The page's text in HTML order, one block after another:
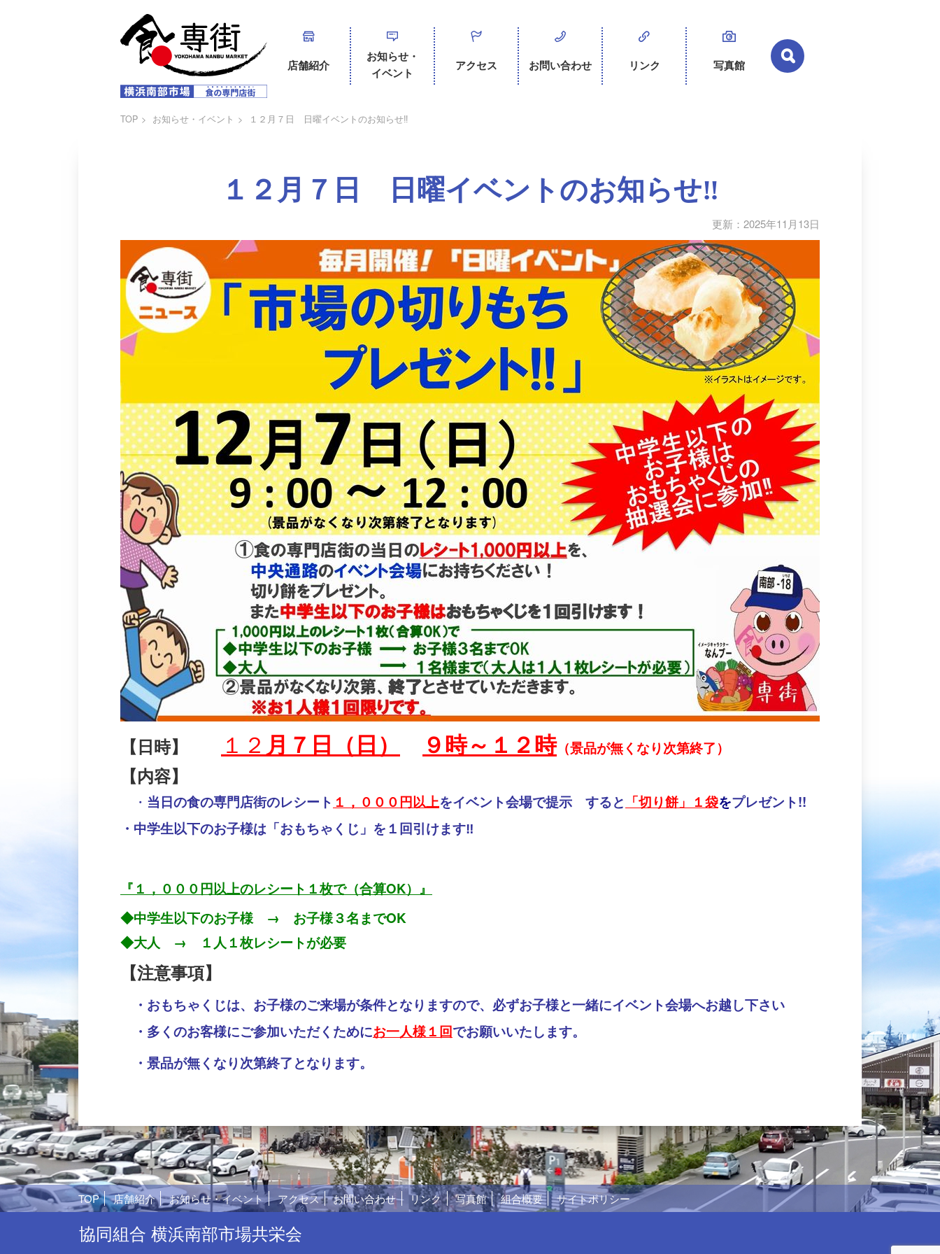
店舗紹介
お知らせ・
イベント
アクセス お問い合わせ リンク 写真館
TOP お知らせ・イベント １２月７日 日曜イベントのお知らせ‼
１２月７日 日曜イベントのお知らせ‼
更新：2025年11月13日
【日時】 １２ 月７日（日） ９時～１２時（景品が無くなり次第終了）
【内容】
・ 当日の食の専門店街のレシート １，０００円以上をイベント会場で提示 すると 「切り餅」１袋をプレゼント!!
・中学生以下のお子様は「おもちゃくじ」を１回引けます‼
『１，０００円以上のレシート１枚で（合算OK）』
◆中学生以下のお子様 → お子様３名までOK
◆大人 → １人１枚レシートが必要
【注意事項】
・おもちゃくじは、お子様のご来場が条件となりますので、必ずお子様と一緒にイベント会場へお越し下さい
・多くのお客様にご参加いただくためにお一人様１回でお願いいたします。
・景品が無くなり次第終了となります。
TOP 店舗紹介 お知らせ・イベント アクセス お問い合わせ リンク 写真館 組合概要 サイトポリシー
協同組合 横浜南部市場共栄会